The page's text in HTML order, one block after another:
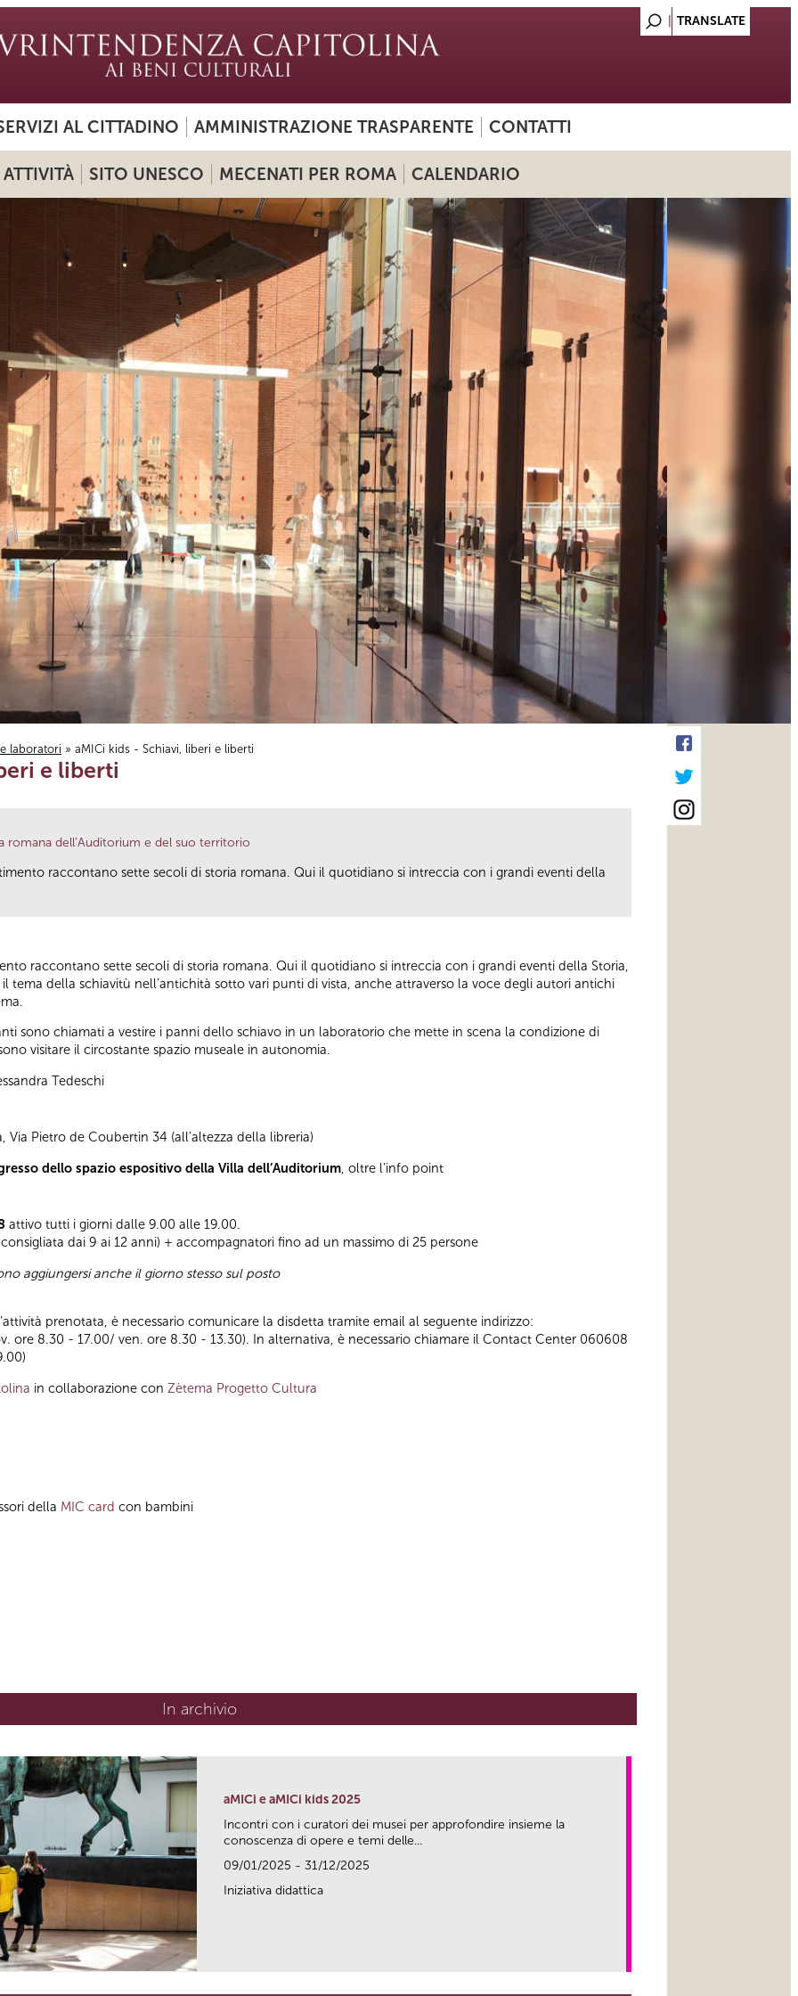
AL CITTADINO AMMINISTRAZIONE TRASPARENTE CONTATTI
ATTIVITÀ SITO UNESCO MECENATI PER ROMA CALENDARIO
laboratori » aMICi kids - Schiavi, liberi e liberti
e liberti
romana dell’Auditorium e del suo territorio
raccontano sette secoli di storia romana. Qui il quotidiano si intreccia con i grandi eventi della
raccontano sette secoli di storia romana. Qui il quotidiano si intreccia con i grandi eventi della Storia,
tema della schiavitù nell’antichità sotto vari punti di vista, anche attraverso la voce degli autori antichi
sono chiamati a vestire i panni dello schiavo in un laboratorio che mette in scena la condizione di
visitare il circostante spazio museale in autonomia.
Tedeschi
Via Pietro de Coubertin 34 (all’altezza della libreria)
dello spazio espositivo della Villa dell’Auditorium, oltre l’info point
attivo tutti i giorni dalle 9.00 alle 19.00.
dai 9 ai 12 anni) + accompagnatori fino ad un massimo di 25 persone
aggiungersi anche il giorno stesso sul posto
prenotata, è necessario comunicare la disdetta tramite email al seguente indirizzo:
ore 8.30 - 17.00/ ven. ore 8.30 - 13.30). In alternativa, è necessario chiamare il Contact Center 060608
in collaborazione con Zètema Progetto Cultura
della MIC card con bambini
In archivio
aMICi e aMICi kids 2025
Incontri con i curatori dei musei per approfondire insieme la
conoscenza di opere e temi delle...
09/01/2025 - 31/12/2025
Iniziativa didattica